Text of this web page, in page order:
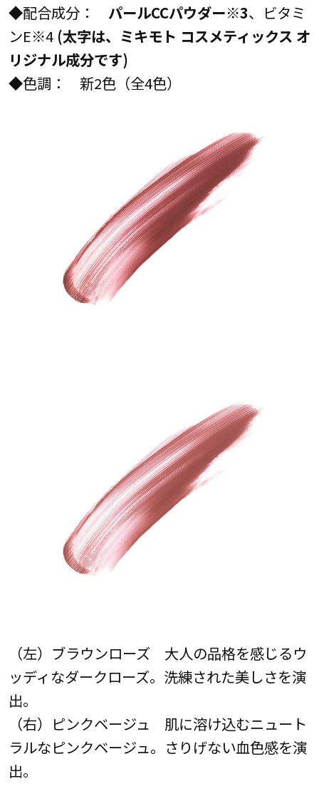
◆配合成分： パールCCパウダー※3、ビタミ
ンE※4 (太字は、ミキモト コスメティックス オ
リジナル成分です)
◆色調： 新2色（全4色）
（左）ブラウンローズ 大人の品格を感じるウ
ッディなダークローズ。洗練された美しさを演
出。
（右）ピンクベージュ 肌に溶け込むニュート
ラルなピンクベージュ。さりげない血色感を演
出。